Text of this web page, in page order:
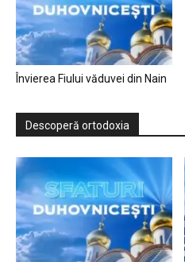
Învierea Fiului văduvei din Nain
Descoperă ortodoxia